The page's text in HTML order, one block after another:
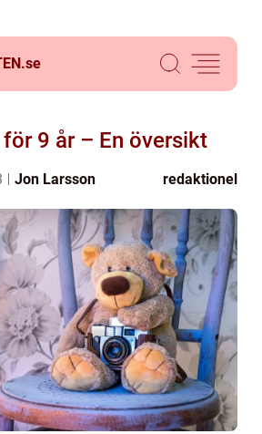
se
9 år – En översikt
Jon Larsson redaktionel